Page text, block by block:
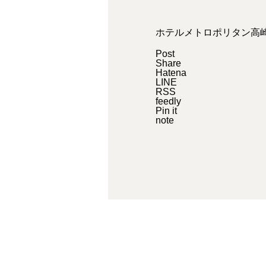
ホテルメトロポリタン高
Post
Share
Hatena
LINE
RSS
feedly
Pin it
note